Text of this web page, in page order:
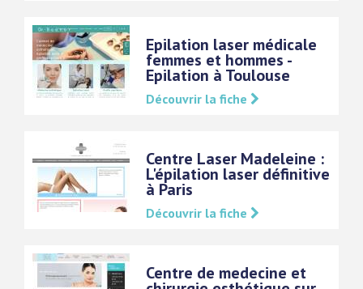
Epilation laser médicale
femmes et hommes -
Epilation à Toulouse
Découvrir la fiche
Centre Laser Madeleine :
L'épilation laser définitive
à Paris
Découvrir la fiche
Centre de medecine et